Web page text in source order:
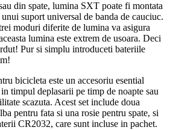
din spate, lumina SXT poate fi montata
suport universal de banda de cauciuc.
moduri diferite de lumina va asigura
lumina este extrem de usoara. Deci
Pur si simplu introduceti bateriile
bicicleta este un accesoriu esential
timpul deplasarii pe timp de noapte sau
scazuta. Acest set include doua
pentru fata si una rosie pentru spate, si
CR2032, care sunt incluse in pachet.